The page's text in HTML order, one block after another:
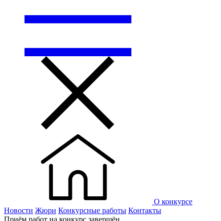
О конкурсе
Новости Жюри Конкурсные работы Контакты
Приём работ на конкурс завершён